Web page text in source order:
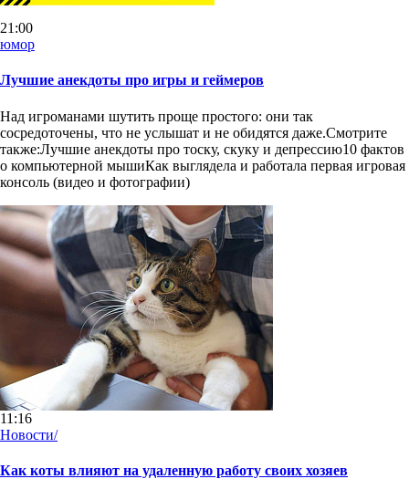
21:00
юмор
Лучшие анекдоты про игры и геймеров
Над игроманами шутить проще простого: они так
сосредоточены, что не услышат и не обидятся даже.Смотрите
также:Лучшие анекдоты про тоску, скуку и депрессию10 фактов
о компьютерной мышиКак выглядела и работала первая игровая
консоль (видео и фотографии)
11:16
Новости/
Как коты влияют на удаленную работу своих хозяев